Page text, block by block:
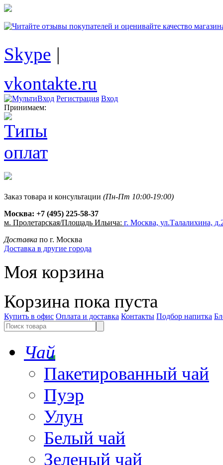
Skype |
vkontakte.ru
Регистрация Вход
Принимаем:
Заказ товара и консультации (Пн-Пт 10:00-19:00)
Москва: +7 (495) 225-58-37
м. Пролетарская/Площадь Ильича: г. Москва, ул.Талалихина,
Доставка по г. Москва
Доставка в другие города
Моя корзина
Корзина пока пуста
Купить в офис Оплата и доставка Контакты Подбор напитка
Чай
Пакетированный чай
Пуэр
Улун
Белый чай
Зеленый чай